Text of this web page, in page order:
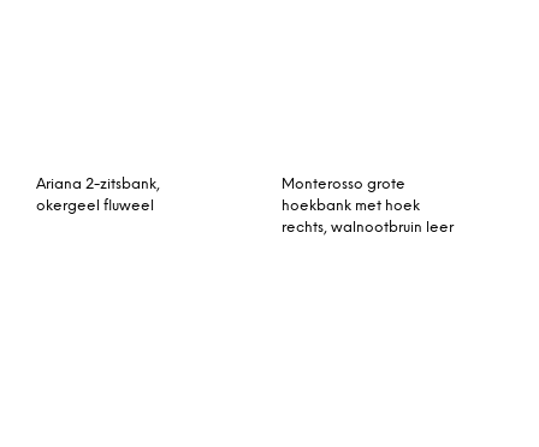
Ariana 2-zitsbank,
okergeel fluweel
Monterosso grote
hoekbank met hoek
rechts, walnootbruin leer